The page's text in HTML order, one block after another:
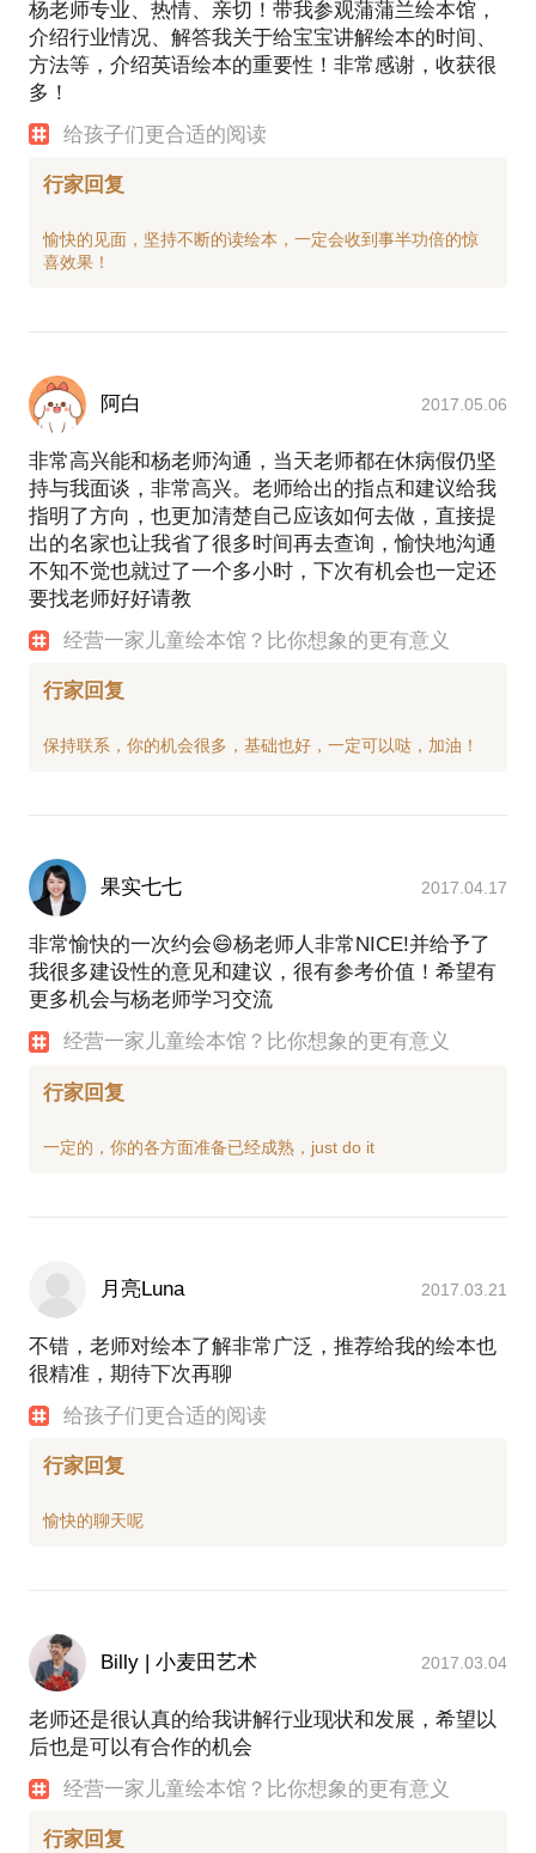
杨老师专业、热情、亲切！带我参观蒲蒲兰绘本馆，
介绍行业情况、解答我关于给宝宝讲解绘本的时间、
方法等，介绍英语绘本的重要性！非常感谢，收获很
多！
给孩子们更合适的阅读
行家回复
愉快的见面，坚持不断的读绘本，一定会收到事半功倍的惊
阿白 2017.05.06
非常高兴能和杨老师沟通，当天老师都在休病假仍坚
持与我面谈，非常高兴。老师给出的指点和建议给我
指明了方向，也更加清楚自己应该如何去做，直接提
出的名家也让我省了很多时间再去查询，愉快地沟通
不知不觉也就过了一个多小时，下次有机会也一定还
要找老师好好请教
经营一家儿童绘本馆？比你想象的更有意义
行家回复
果实七七 2017.04.17
非常愉快的一次约会😄杨老师人非常NICE!并给予了
我很多建设性的意见和建议，很有参考价值！希望有
更多机会与杨老师学习交流
经营一家儿童绘本馆？比你想象的更有意义
行家回复
月亮Luna 2017.03.21
不错，老师对绘本了解非常广泛，推荐给我的绘本也
很精准，期待下次再聊
给孩子们更合适的阅读
行家回复
Billy | 小麦田艺术 2017.03.04
老师还是很认真的给我讲解行业现状和发展，希望以
后也是可以有合作的机会
经营一家儿童绘本馆？比你想象的更有意义
行家回复